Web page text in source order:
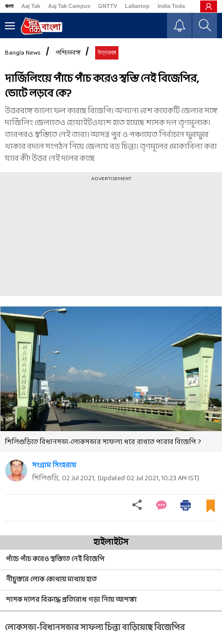
বাংলা Aaj Tak Aaj Tak Campus GNTTV Lallantop India Today Business
Bangla News পশ্চিমবঙ্গ উত্তরবঙ্গ
দার্জিলিংয়ে পাঁচে পাঁচ করেও স্বস্তি নেই বিজেপির,
ভোটে লড়বে কে?
উত্তরবঙ্গে ভালো ফল করেছে বিজেপি। অন্যান্য বেশ কয়েকটি জেলার সঙ্গে
দার্জিলিং জেলাতেও হোয়াইটওয়াশ হতে হয়েছে শাসক দল তৃণমূলকে।
তারপরও স্বস্তিতে নেই তারা। আসন্ন পুর ও পঞ্চায়েত নির্বাচনে ফুরফুরে
থাকার বদলে সংগঠন নিয়ে জেলায় বড় চিন্তা। তৃণমূলের মোকাবিলা করা
যাবে কী! উত্তর নেই দলের কাছে
ADVERTISEMENT
শিলিগুড়িতে বিধানসভা-লোকসভার সাফল্য ধরে রাখতে পারবে বিজেপি ?
সংগ্রাম সিংহরায়
শিলিগুড়ি, 02 Jul 2021, (Updated 02 Jul 2021, 10:23 AMIST)
হাইলাইটস
পাঁচে পাঁচ করেও স্বস্তিতে নেই বিজেপি
নীচুস্তরে লোক কোথায় মাথায় হাত
শাসক দলের বিরুদ্ধে প্রতিরোধ গড়া নিয়ে আশঙ্কা
লোকসভা-বিধানসভার সাফল্য চিন্তা বাড়িয়েছে বিজেপির